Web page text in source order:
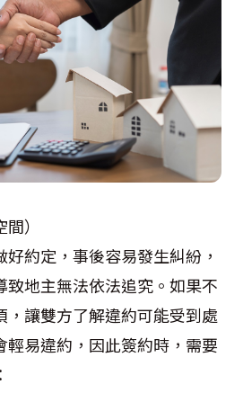
）
約定，事後容易發生糾紛，
致地主無法依法追究。如果不
，讓雙方了解違約可能受到處
輕易違約，因此簽約時，需要